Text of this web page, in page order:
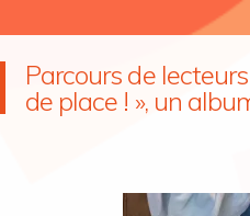
Parcours de
de place ! », un